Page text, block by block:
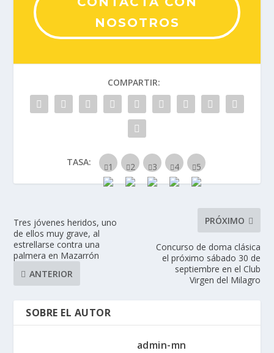
NOSOTROS
COMPARTIR:
TASA:
Tres jóvenes heridos, uno
de ellos muy grave, al
estrellarse contra una
palmera en Mazarrón
ANTERIOR
PRÓXIMO
Concurso de doma clásica
el próximo sábado 30 de
septiembre en el Club
Virgen del Milagro
SOBRE EL AUTOR
admin-mn